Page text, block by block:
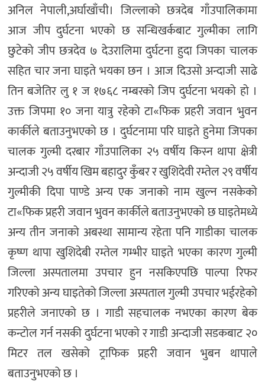
अनिल नेपाली,अर्घाखाँची। जिल्लाको छत्रदेब गाँउपालिकामा
आज जीप दुर्घटना भएको छ सन्धिखर्कबाट गुल्मीका लागि
छुटेको जीप छत्रदेव ७ देउरालिमा दुर्घटना हुदा जिपका चालक
सहित चार जना घाइते भयका छन । आज दिउसो अन्दाजी साढे
तिन बजेतिर लु १ ज १७६८ नम्बरको जिप दुर्घटना भयको हो ।
उक्त जिपमा १० जना यात्रु रहेको टा«फिक प्रहरी जवान भुवन
कार्कीले बताउनुभएको छ । दुर्घटनामा परि घाइते हुनेमा जिपका
चालक गुल्मी दरबार गाँउपालिका २५ वर्षीय किस्न थापा क्षेत्री
अन्दाजी २५ वर्षीय खिम बहादुर कुँबर र खुशिदेवी रम्तेल २९ वर्षीय
गुल्मीकी दिपा पाण्डे अन्य एक जनाको नाम खुल्न नसकेको
टा«फिक प्रहरी जवान भुवन कार्कीले बताउनुभएको छ घाइतेमध्ये
अन्य तीन जनाको अबस्था सामान्य रहेता पनि गाडीका चालक
कृष्ण थापा खुशिदेबी रम्तेल गम्भीर घाइते भएका कारण गुल्मी
जिल्ला अस्पतालमा उपचार हुन नसकिएपछि पाल्पा रिफर
गरिएको अन्य घाइतेको जिल्ला अस्पताल गुल्मी उपचार भईरहेको
प्रहरीले जनाएको छ । गाडी सहचालक नभएका कारण बेक
कन्टोल गर्न नसकी दुर्घटना भएको र गाडी अन्दाजी सडकबाट २०
मिटर तल खसेको ट्राफिक प्रहरी जवान भुबन थापाले
बताउनुभएको छ ।